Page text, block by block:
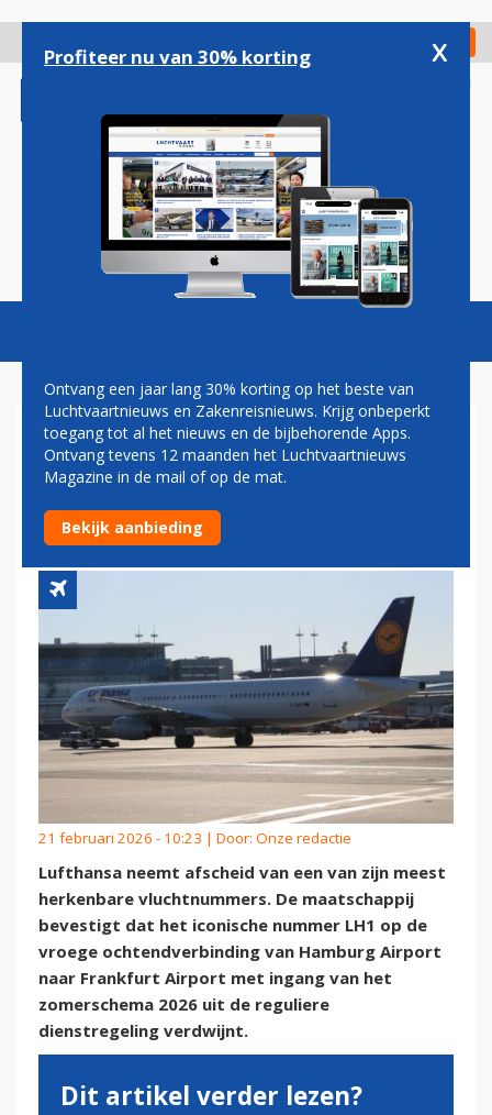
gaan
Check in
Magazine Podcasts Vacatures
LUFTHANSA SCHRAPT
ICONISCH VLUCHTNUMMER
LH1
21 februari 2026 - 10:23 | Door: Onze redactie
Lufthansa neemt afscheid van een van zijn meest
herkenbare vluchtnummers. De maatschappij
bevestigt dat het iconische nummer LH1 op de
vroege ochtendverbinding van Hamburg Airport
naar Frankfurt Airport met ingang van het
zomerschema 2026 uit de reguliere
dienstregeling verdwijnt.
Dit artikel verder lezen?
Profiteer nu van 30% korting x
Ontvang een jaar lang 30% korting op het beste van
Luchtvaartnieuws en Zakenreisnieuws. Krijg onbeperkt
toegang tot al het nieuws en de bijbehorende Apps.
Ontvang tevens 12 maanden het Luchtvaartnieuws
Magazine in de mail of op de mat.
Bekijk aanbieding